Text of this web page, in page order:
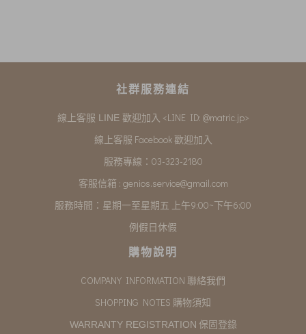
社群服務連結
線上客服 LINE 歡迎加入 <LINE ID: @matric.jp>
線上客服 Facebook 歡迎加入
服務專線：03-323-2180
客服信箱 : genios.service@gmail.com
服務時間：星期一至星期五 上午9:00~下午6:00
例假日休假
購物說明
COMPANY INFORMATION 聯絡我們
SHOPPING NOTES 購物須知
WARRANTY REGISTRATION 保固登錄